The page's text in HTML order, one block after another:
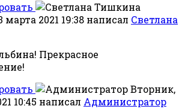
2021 19:38 написал Светлана
Прекрасное
Вторник,
10:45 написал Администратор